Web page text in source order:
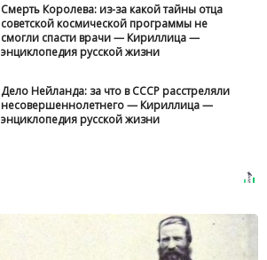
Смерть Королева: из-за какой тайны отца
советской космической программы не
смогли спасти врачи — Кириллица —
энциклопедия русской жизни
Дело Нейланда: за что в СССР расстреляли
несовершеннолетнего — Кириллица —
энциклопедия русской жизни